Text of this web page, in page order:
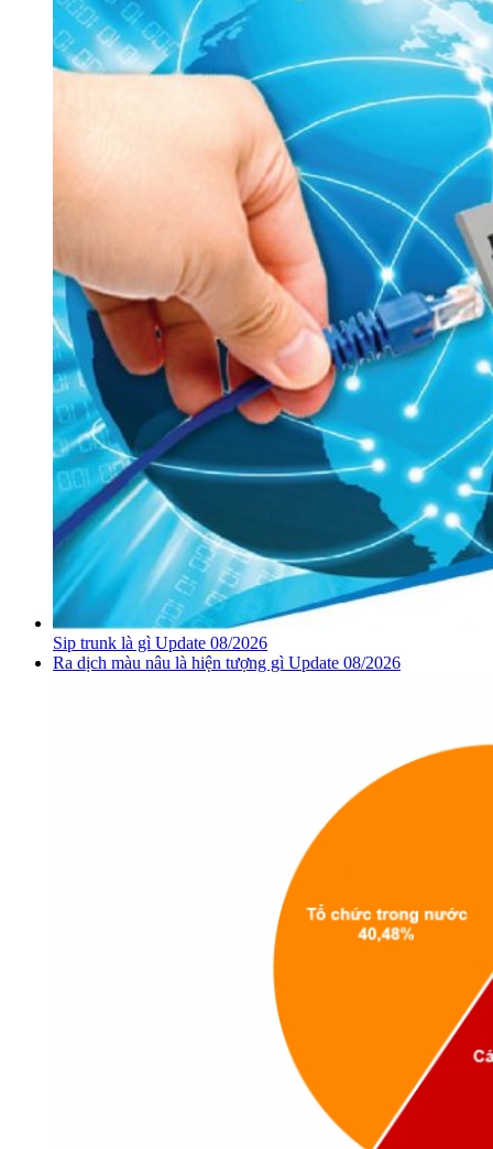
Sip trunk là gì Update 08/2026
Ra dịch màu nâu là hiện tượng gì Update 08/2026